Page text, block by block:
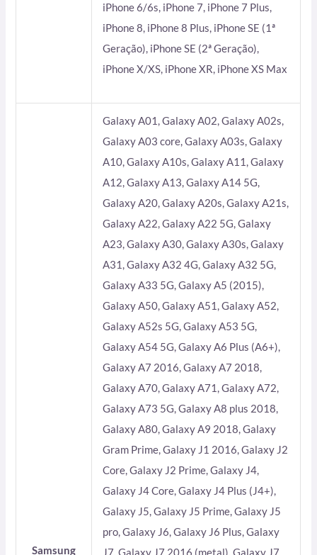
iPhone 6/6s, iPhone 7, iPhone 7 Plus,
iPhone 8, iPhone 8 Plus, iPhone SE (1ª
Geração), iPhone SE (2ª Geração),
iPhone X/XS, iPhone XR, iPhone XS Max
Samsung
Galaxy A01, Galaxy A02, Galaxy A02s,
Galaxy A03 core, Galaxy A03s, Galaxy
A10, Galaxy A10s, Galaxy A11, Galaxy
A12, Galaxy A13, Galaxy A14 5G,
Galaxy A20, Galaxy A20s, Galaxy A21s,
Galaxy A22, Galaxy A22 5G, Galaxy
A23, Galaxy A30, Galaxy A30s, Galaxy
A31, Galaxy A32 4G, Galaxy A32 5G,
Galaxy A33 5G, Galaxy A5 (2015),
Galaxy A50, Galaxy A51, Galaxy A52,
Galaxy A52s 5G, Galaxy A53 5G,
Galaxy A54 5G, Galaxy A6 Plus (A6+),
Galaxy A7 2016, Galaxy A7 2018,
Galaxy A70, Galaxy A71, Galaxy A72,
Galaxy A73 5G, Galaxy A8 plus 2018,
Galaxy A80, Galaxy A9 2018, Galaxy
Gram Prime, Galaxy J1 2016, Galaxy J2
Core, Galaxy J2 Prime, Galaxy J4,
Galaxy J4 Core, Galaxy J4 Plus (J4+),
Galaxy J5, Galaxy J5 Prime, Galaxy J5
pro, Galaxy J6, Galaxy J6 Plus, Galaxy
J7, Galaxy J7 2016 (metal), Galaxy J7